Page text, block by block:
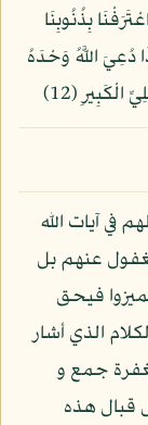
بِذُنُوبِنَا
بِأَنَّهُ إِذَا دُعِيَ اللَّهُ وَحْدَهُ
(12)
في آيات الله
عنهم بل
فيحق
الذي أشار
جمع و
قبال هذه